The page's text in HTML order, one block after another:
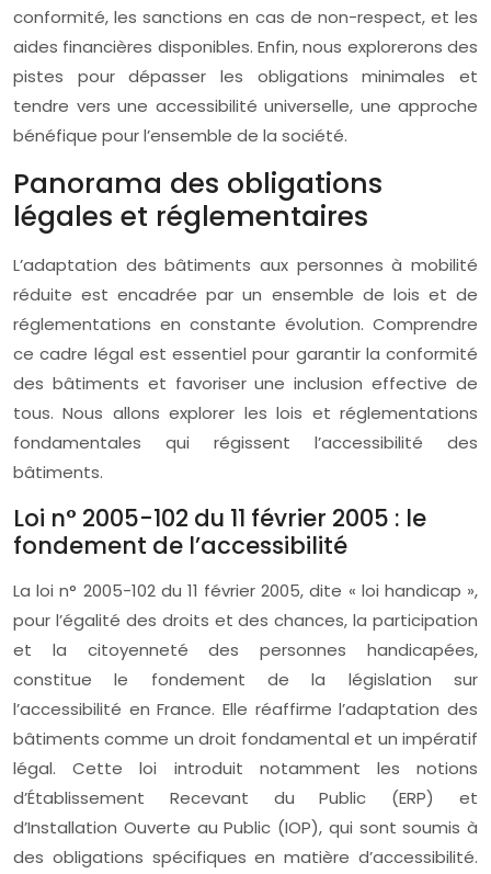
conformité, les sanctions en cas de non-respect, et les
aides financières disponibles. Enfin, nous explorerons des
pistes pour dépasser les obligations minimales et
tendre vers une accessibilité universelle, une approche
bénéfique pour l’ensemble de la société.
Panorama des obligations
légales et réglementaires
L’adaptation des bâtiments aux personnes à mobilité
réduite est encadrée par un ensemble de lois et de
réglementations en constante évolution. Comprendre
ce cadre légal est essentiel pour garantir la conformité
des bâtiments et favoriser une inclusion effective de
tous. Nous allons explorer les lois et réglementations
fondamentales qui régissent l’accessibilité des
bâtiments.
Loi n° 2005-102 du 11 février 2005 : le
fondement de l’accessibilité
La loi n° 2005-102 du 11 février 2005, dite « loi handicap »,
pour l’égalité des droits et des chances, la participation
et la citoyenneté des personnes handicapées,
constitue le fondement de la législation sur
l’accessibilité en France. Elle réaffirme l’adaptation des
bâtiments comme un droit fondamental et un impératif
légal. Cette loi introduit notamment les notions
d’Établissement Recevant du Public (ERP) et
d’Installation Ouverte au Public (IOP), qui sont soumis à
des obligations spécifiques en matière d’accessibilité.